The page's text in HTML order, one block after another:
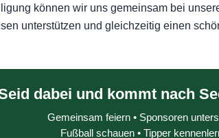
können wir uns gemeinsam bei
unterstützen und gleichzeitig einen
dabei und kommt nach
Gemeinsam feiern • Sponsoren
Fußball schauen • Tipper